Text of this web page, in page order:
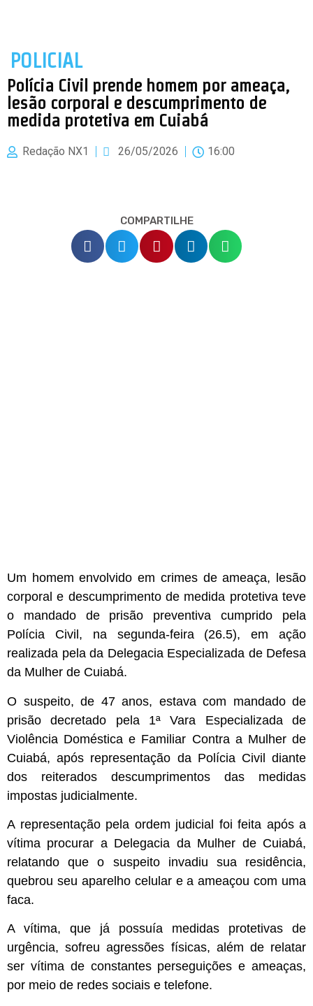
POLICIAL
Polícia Civil prende homem por ameaça,
lesão corporal e descumprimento de
medida protetiva em Cuiabá
Redação NX1 26/05/2026 16:00
COMPARTILHE
Um homem envolvido em crimes de ameaça, lesão
corporal e descumprimento de medida protetiva teve
o mandado de prisão preventiva cumprido pela
Polícia Civil, na segunda-feira (26.5), em ação
realizada pela da Delegacia Especializada de Defesa
da Mulher de Cuiabá.
O suspeito, de 47 anos, estava com mandado de
prisão decretado pela 1ª Vara Especializada de
Violência Doméstica e Familiar Contra a Mulher de
Cuiabá, após representação da Polícia Civil diante
dos reiterados descumprimentos das medidas
impostas judicialmente.
A representação pela ordem judicial foi feita após a
vítima procurar a Delegacia da Mulher de Cuiabá,
relatando que o suspeito invadiu sua residência,
quebrou seu aparelho celular e a ameaçou com uma
faca.
A vítima, que já possuía medidas protetivas de
urgência, sofreu agressões físicas, além de relatar
ser vítima de constantes perseguições e ameaças,
por meio de redes sociais e telefone.